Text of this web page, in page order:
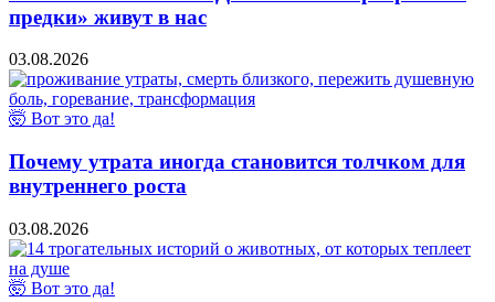
предки» живут в нас
03.08.2026
🤯 Вот это да!
Почему утрата иногда становится толчком для
внутреннего роста
03.08.2026
🤯 Вот это да!